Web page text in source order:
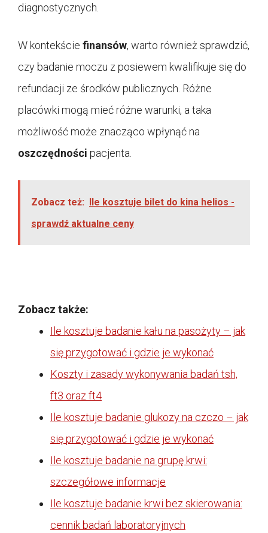
diagnostycznych.
W kontekście finansów, warto również sprawdzić,
czy badanie moczu z posiewem kwalifikuje się do
refundacji ze środków publicznych. Różne
placówki mogą mieć różne warunki, a taka
możliwość może znacząco wpłynąć na
oszczędności pacjenta.
Zobacz też: Ile kosztuje bilet do kina helios -
sprawdź aktualne ceny
Zobacz także:
Ile kosztuje badanie kału na pasożyty – jak
się przygotować i gdzie je wykonać
Koszty i zasady wykonywania badań tsh,
ft3 oraz ft4
Ile kosztuje badanie glukozy na czczo – jak
się przygotować i gdzie je wykonać
Ile kosztuje badanie na grupę krwi:
szczegółowe informacje
Ile kosztuje badanie krwi bez skierowania:
cennik badań laboratoryjnych